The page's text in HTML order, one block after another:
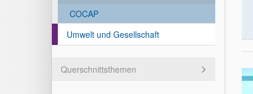
COCAP
Umwelt und Gesellschaft
Querschnittsthemen